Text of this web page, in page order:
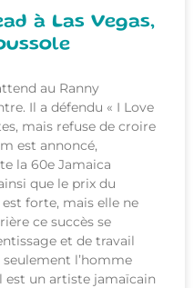
à Las Vegas,
au Ranny
Il a défendu « I Love
mais refuse de croire
est annoncé,
la 60e Jamaica
que le prix du
forte, mais elle ne
ce succès se
et de travail
seulement l’homme
est un artiste jamaïcain